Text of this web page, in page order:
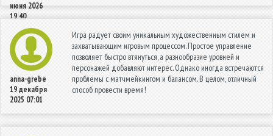
июня 2026
19:40
anna-grebe
19 декабря
2025 07:01
Игра радует своим уникальным художественным стилем и
захватывающим игровым процессом. Простое управление
позволяет быстро втянуться, а разнообразие уровней и
персонажей добавляют интерес. Однако иногда встречаются
проблемы с матчмейкингом и балансом. В целом, отличный
способ провести время!